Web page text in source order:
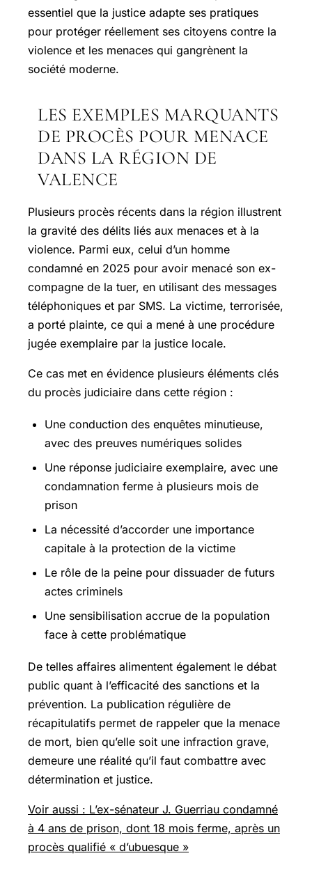
essentiel que la justice adapte ses pratiques
pour protéger réellement ses citoyens contre la
violence et les menaces qui gangrènent la
société moderne.
LES EXEMPLES MARQUANTS
DE PROCÈS POUR MENACE
DANS LA RÉGION DE
VALENCE
Plusieurs procès récents dans la région illustrent
la gravité des délits liés aux menaces et à la
violence. Parmi eux, celui d’un homme
condamné en 2025 pour avoir menacé son ex-
compagne de la tuer, en utilisant des messages
téléphoniques et par SMS. La victime, terrorisée,
a porté plainte, ce qui a mené à une procédure
jugée exemplaire par la justice locale.
Ce cas met en évidence plusieurs éléments clés
du procès judiciaire dans cette région :
Une conduction des enquêtes minutieuse,
avec des preuves numériques solides
Une réponse judiciaire exemplaire, avec une
condamnation ferme à plusieurs mois de
prison
La nécessité d’accorder une importance
capitale à la protection de la victime
Le rôle de la peine pour dissuader de futurs
actes criminels
Une sensibilisation accrue de la population
face à cette problématique
De telles affaires alimentent également le débat
public quant à l’efficacité des sanctions et la
prévention. La publication régulière de
récapitulatifs permet de rappeler que la menace
de mort, bien qu’elle soit une infraction grave,
demeure une réalité qu’il faut combattre avec
détermination et justice.
Voir aussi : L’ex-sénateur J. Guerriau condamné
à 4 ans de prison, dont 18 mois ferme, après un
procès qualifié « d’ubuesque »